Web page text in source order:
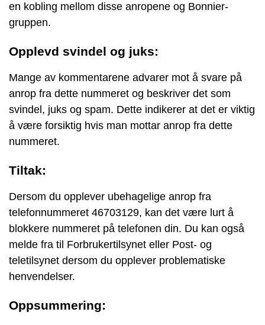
en kobling mellom disse anropene og Bonnier-
gruppen.
Opplevd svindel og juks:
Mange av kommentarene advarer mot å svare på
anrop fra dette nummeret og beskriver det som
svindel, juks og spam. Dette indikerer at det er viktig
å være forsiktig hvis man mottar anrop fra dette
nummeret.
Tiltak:
Dersom du opplever ubehagelige anrop fra
telefonnummeret 46703129, kan det være lurt å
blokkere nummeret på telefonen din. Du kan også
melde fra til Forbrukertilsynet eller Post- og
teletilsynet dersom du opplever problematiske
henvendelser.
Oppsummering: